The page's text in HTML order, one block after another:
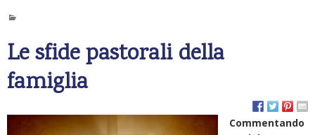
Le sfide pastorali della
famiglia
Commentando